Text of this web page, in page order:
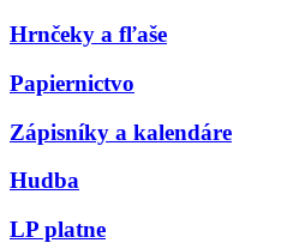
Hrnčeky a fľaše
Papiernictvo
Zápisníky a kalendáre
Hudba
LP platne